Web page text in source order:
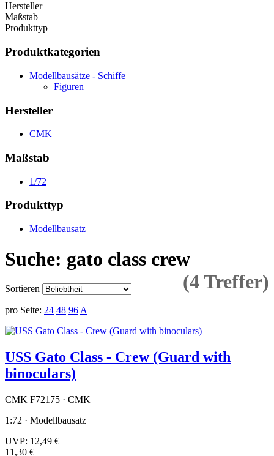
Hersteller
Maßstab
Produkttyp
Produktkategorien
Modellbausätze - Schiffe
Figuren
Hersteller
CMK
Maßstab
1/72
Produkttyp
Modellbausatz
Suche: gato class crew
(4 Treffer)
Sortieren
pro Seite: 24 48 96 A
USS Gato Class - Crew (Guard with
binoculars)
CMK F72175 · CMK
1:72 · Modellbausatz
UVP: 12,49 €
11,30 €